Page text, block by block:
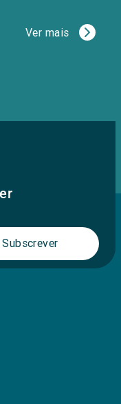
Ver mais
Subscrever